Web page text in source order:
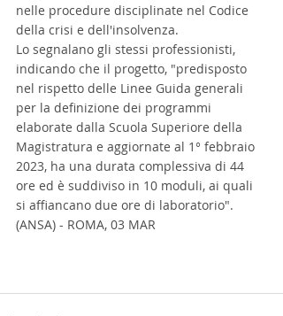
nelle procedure disciplinate nel Codice
della crisi e dell'insolvenza.
Lo segnalano gli stessi professionisti,
indicando che il progetto, "predisposto
nel rispetto delle Linee Guida generali
per la definizione dei programmi
elaborate dalla Scuola Superiore della
Magistratura e aggiornate al 1° febbraio
2023, ha una durata complessiva di 44
ore ed è suddiviso in 10 moduli, ai quali
si affiancano due ore di laboratorio".
(ANSA) - ROMA, 03 MAR